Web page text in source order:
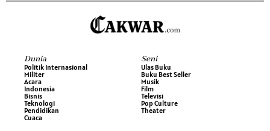
Dunia
Politik Internasional
Militer
Acara
Indonesia
Bisnis
Teknologi
Pendidikan
Cuaca
Seni
Ulas Buku
Buku Best Seller
Musik
Film
Televisi
Pop Culture
Theater